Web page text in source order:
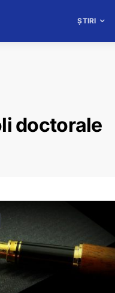
ȘTIRI
doctorale